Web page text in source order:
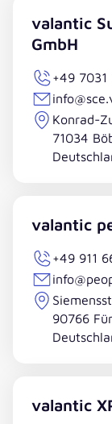
valantic
GmbH
+49 7031
Konrad-
71034
valantic
+49 911
90766
valantic